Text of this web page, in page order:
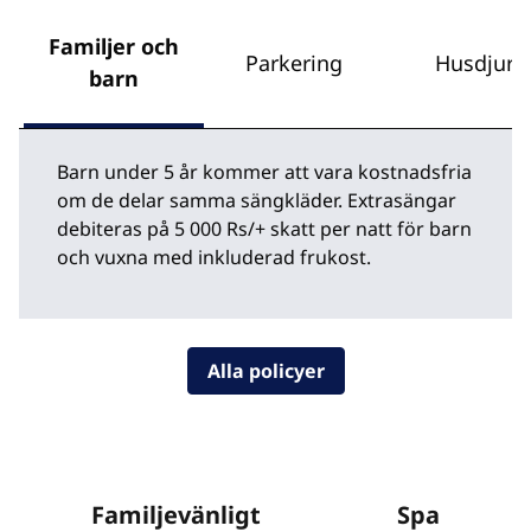
Familjer och
barn
Parkering Husdjur
Barn under 5 år kommer att vara kostnadsfria
om de delar samma sängkläder. Extrasängar
debiteras på 5 000 Rs/+ skatt per natt för barn
och vuxna med inkluderad frukost.
Alla policyer
Familjevänligt Spa